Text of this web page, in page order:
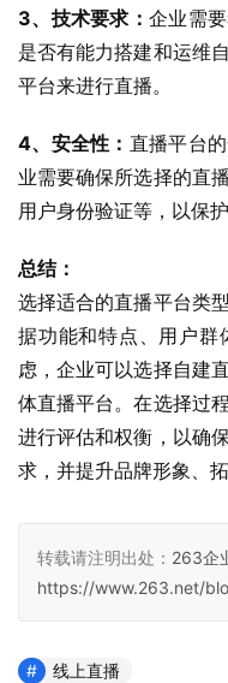
3、技术要求： 企业需
是否有能力搭建和运维
平台来进行直播。
4、安全性： 直播平台
业需要确保所选择的直
用户身份验证等，以保
总结：
选择适合的直播平台类
据功能和特点、用户群
虑，企业可以选择自建
体直播平台。在选择过
进行评估和权衡，以确
求，并提升品牌形象、
转载请注明出处： 263企
https://www.263.net/
线上直播